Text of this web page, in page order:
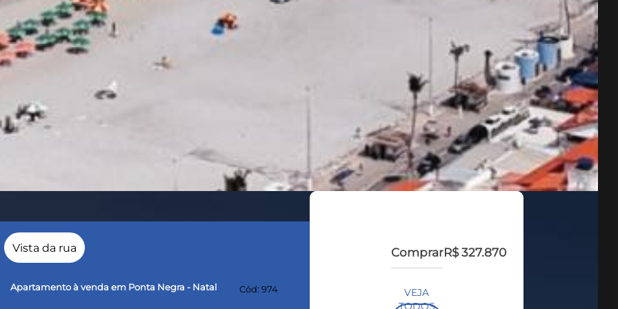
ComprarR$ 327.870
VEJA
TODOS
Vista da rua
Apartamento à venda em Ponta Negra - Natal Cód: 974